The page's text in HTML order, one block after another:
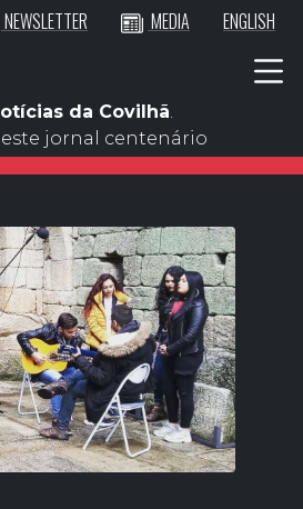
NEWSLETTER MEDIA ENGLISH
da Covilhã.
jornal centenário